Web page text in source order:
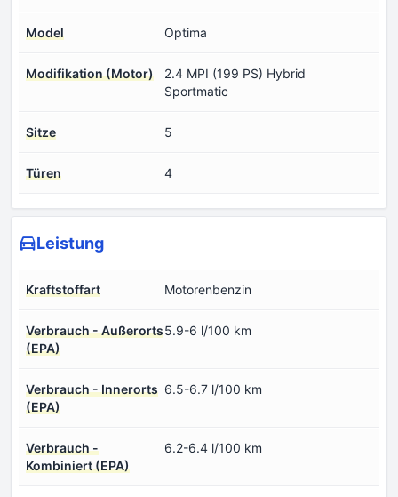
Model Optima
Modifikation (Motor)
2.4 MPI (199 PS) Hybrid
Sportmatic
Sitze 5
Türen 4
Leistung
Kraftstoffart Motorenbenzin
Verbrauch - Außerorts
(EPA)
5.9-6 l/100 km
Verbrauch - Innerorts
(EPA)
6.5-6.7 l/100 km
Verbrauch -
Kombiniert (EPA)
6.2-6.4 l/100 km